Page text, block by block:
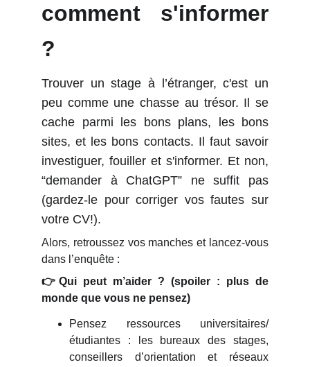
comment s'informer
?
Trouver un stage à l’étranger, c'est un
peu comme une chasse au trésor. Il se
cache parmi les bons plans, les bons
sites, et les bons contacts. Il faut savoir
investiguer, fouiller et s'informer. Et non,
“demander à ChatGPT” ne suffit pas
(gardez-le pour corriger vos fautes sur
votre CV!).
Alors, retroussez vos manches et lancez-vous
dans l’enquête :
👉Qui peut m’aider ? (spoiler : plus de
monde que vous ne pensez)
Pensez ressources universitaires/
étudiantes : les bureaux des stages,
conseillers d’orientation et réseaux